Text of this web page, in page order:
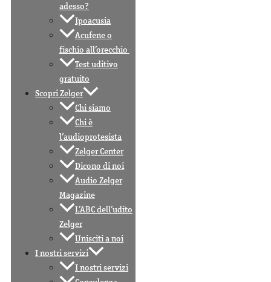
adesso?
Ipoacusia
Acufene o
fischio all’orecchio
Test uditivo
gratuito
Scopri Zelger
Chi siamo
Chi è
l’audioprotesista
Zelger Center
Dicono di noi
Audio Zelger
Magazine
L’ABC dell’udito
Zelger
Unisciti a noi
I nostri servizi
I nostri servizi